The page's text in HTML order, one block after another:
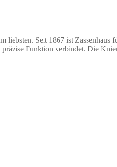
liebsten. Seit 1867 ist
Funktion verbindet. Die